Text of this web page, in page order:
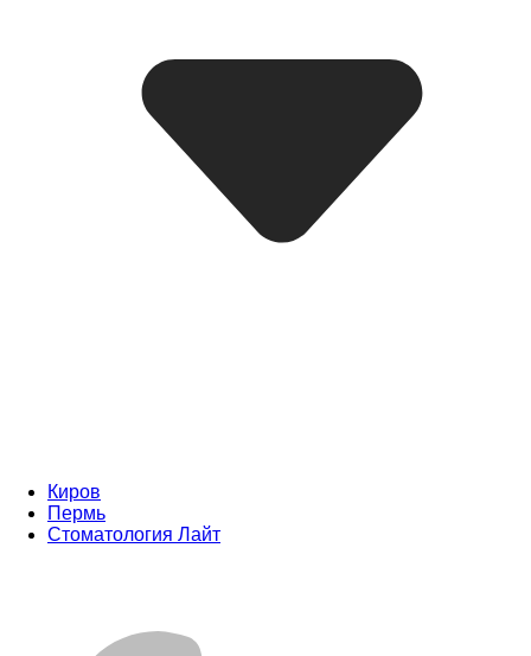
Киров
Пермь
Стоматология Лайт